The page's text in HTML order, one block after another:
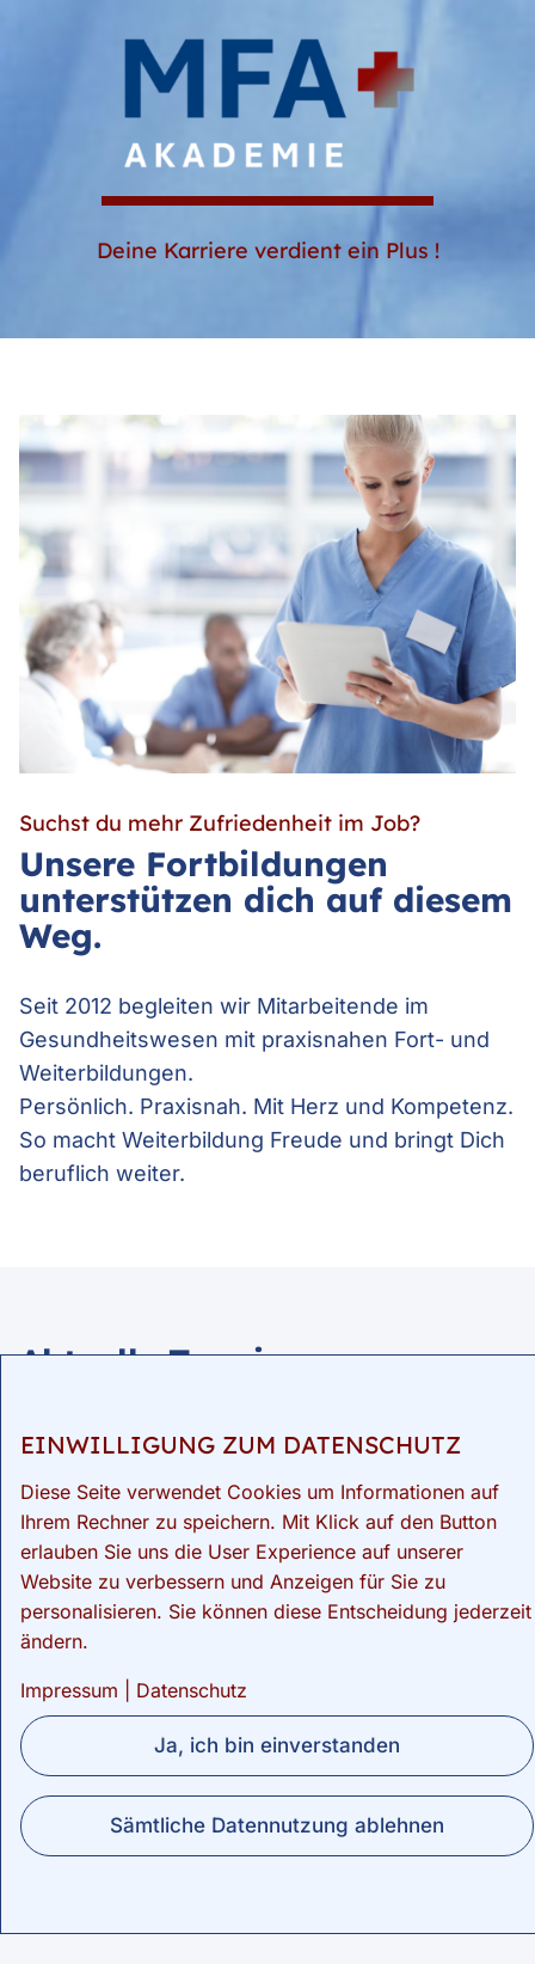
Deine Karriere verdient ein Plus !
Suchst du mehr Zufriedenheit im Job?
Unsere Fortbildungen
unterstützen dich auf diesem
Weg.
Seit 2012 begleiten wir Mitarbeitende im
Gesundheitswesen mit praxisnahen Fort- und
Weiterbildungen.
Persönlich. Praxisnah. Mit Herz und Kompetenz.
So macht Weiterbildung Freude und bringt Dich
beruflich weiter.
Aktuelle Termine
01.07.2026 - Betreuungsrecht /
Patientenverfügung - Live-ONLINE
26.08.2026 - Gehaltsverhandlung mit
dem Chef - Live-ONLINE
ab 28.08.2026 -
Betriebswirtschaftliche Praxisführung -
07.09. - 11.09.2026 - Das kleine 1x1
für Quereinsteiger/innen in der
EINWILLIGUNG ZUM DATENSCHUTZ
Diese Seite verwendet Cookies um Informationen auf
Ihrem Rechner zu speichern. Mit Klick auf den Button
erlauben Sie uns die User Experience auf unserer
Website zu verbessern und Anzeigen für Sie zu
personalisieren. Sie können diese Entscheidung jederzeit
ändern.
Impressum Datenschutz
Ja, ich bin einverstanden
Sämtliche Datennutzung ablehnen